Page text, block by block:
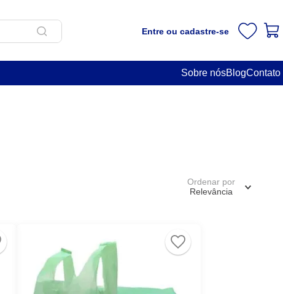
Entre ou cadastre-se
Sobre nósBlogContato
Ordenar por
Relevância